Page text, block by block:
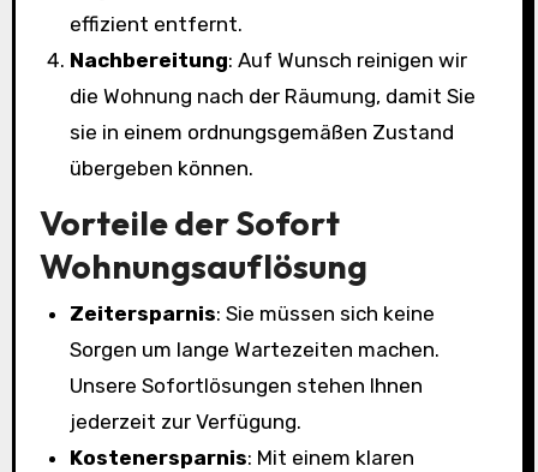
effizient entfernt.
Nachbereitung: Auf Wunsch reinigen wir
die Wohnung nach der Räumung, damit Sie
sie in einem ordnungsgemäßen Zustand
übergeben können.
Vorteile der Sofort
Wohnungsauflösung
Zeitersparnis: Sie müssen sich keine
Sorgen um lange Wartezeiten machen.
Unsere Sofortlösungen stehen Ihnen
jederzeit zur Verfügung.
Kostenersparnis: Mit einem klaren